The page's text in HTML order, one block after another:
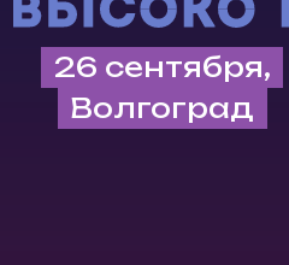
26 сентября,
Волгоград